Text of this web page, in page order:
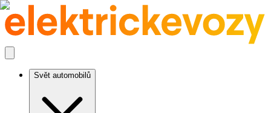
Svět automobilů